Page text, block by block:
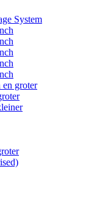
System
groter